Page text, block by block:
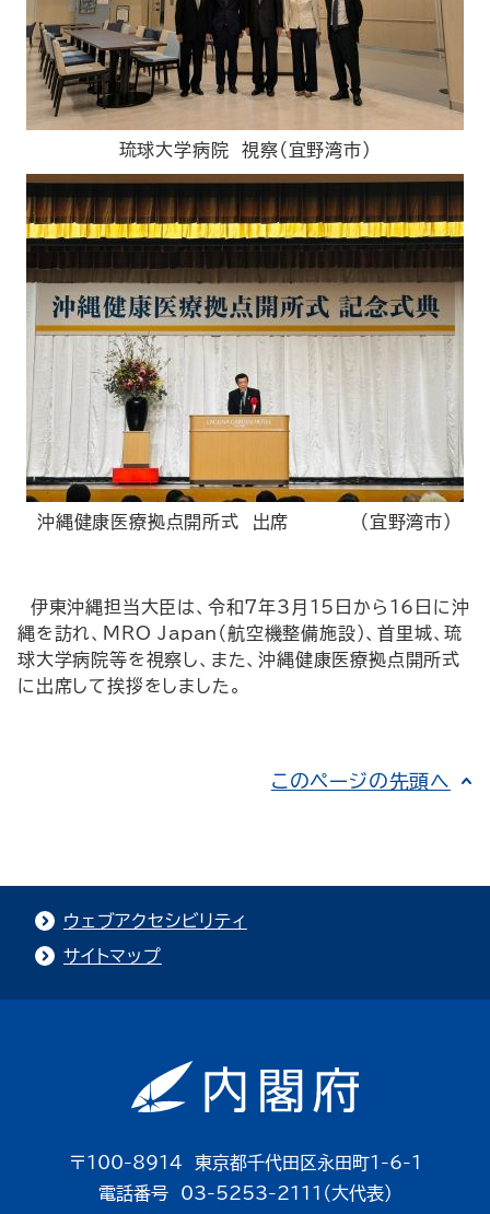
琉球大学病院 視察（宜野湾市）
沖縄健康医療拠点開所式 出席 （宜野湾市）
伊東沖縄担当大臣は、令和7年3月15日から16日に沖
縄を訪れ、MRO Japan（航空機整備施設）、首里城、琉
球大学病院等を視察し、また、沖縄健康医療拠点開所式
に出席して挨拶をしました。
このページの先頭へ
ウェブアクセシビリティ
サイトマップ
〒100-8914 東京都千代田区永田町1-6-1
電話番号 03-5253-2111（大代表）